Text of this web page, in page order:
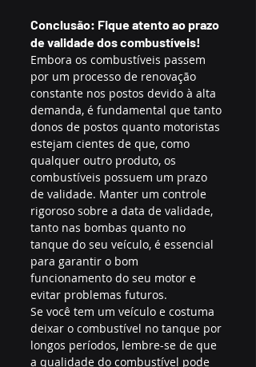
Conclusão: Fique atento ao prazo
de validade dos combustíveis!
Embora os combustíveis passem
por um processo de renovação
constante nos postos devido à alta
demanda, é fundamental que tanto
donos de postos quanto motoristas
estejam cientes de que, como
qualquer outro produto, os
combustíveis possuem um prazo
de validade. Manter um controle
rigoroso sobre a data de validade,
tanto nas bombas quanto no
tanque do seu veículo, é essencial
para garantir o bom
funcionamento do seu motor e
evitar problemas futuros.
Se você tem um veículo e costuma
deixar o combustível no tanque por
longos períodos, lembre-se de que
a qualidade do combustível pode